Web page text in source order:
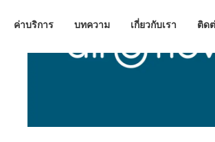
ค่าบริการ บทความ เกี่ยวกับเรา ติด